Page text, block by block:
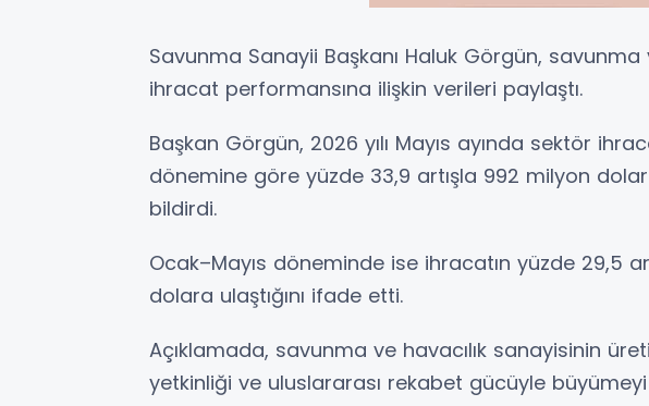
Savunma Sanayii Başkanı Haluk Görgün, savunma
ihracat performansına ilişkin verileri paylaştı.
Başkan Görgün, 2026 yılı Mayıs ayında sektör
dönemine göre yüzde 33,9 artışla 992 milyon
bildirdi.
Ocak–Mayıs döneminde ise ihracatın yüzde 29,5
dolara ulaştığını ifade etti.
Açıklamada, savunma ve havacılık sanayisinin
yetkinliği ve uluslararası rekabet gücüyle